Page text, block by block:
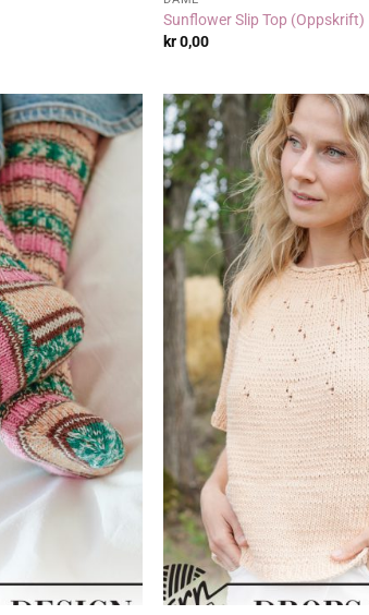
Sunflower Slip Top (Oppskrift)
kr0,00